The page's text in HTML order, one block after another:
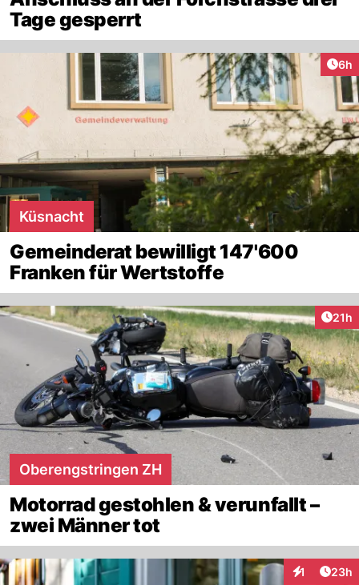
Tage gesperrt
6h
Küsnacht
Gemeinderat bewilligt 147'600
Franken für Wertstoffe
21h
Oberengstringen ZH
Motorrad gestohlen & verunfallt –
zwei Männer tot
1
Interaktionen
23h